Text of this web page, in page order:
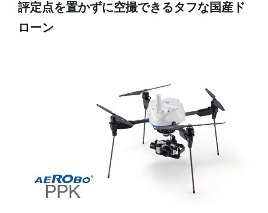
評定点を置かずに空撮できるタフな国産ド
ローン